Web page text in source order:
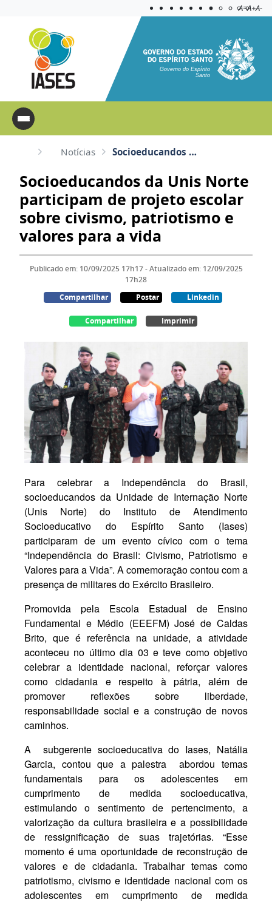
Aplicar
A=A+A-
Governo do Espírito
Santo
Notícias Socioeducandos da Unis Norte participam de projeto escolar sobre civismo, patriotismo e valores para...
Socioeducandos da Unis Norte
participam de projeto escolar
sobre civismo, patriotismo e
valores para a vida
Publicado em: 10/09/2025 17h17 - Atualizado em: 12/09/2025
17h28
Compartilhar
Postar Linkedin
Compartilhar Imprimir
Para celebrar a Independência do Brasil,
socioeducandos da Unidade de Internação Norte
(Unis Norte) do Instituto de Atendimento
Socioeducativo do Espírito Santo (Iases)
participaram de um evento cívico com o tema
“Independência do Brasil: Civismo, Patriotismo e
Valores para a Vida”. A comemoração contou com a
presença de militares do Exército Brasileiro.
Promovida pela Escola Estadual de Ensino
Fundamental e Médio (EEEFM) José de Caldas
Brito, que é referência na unidade, a atividade
aconteceu no último dia 03 e teve como objetivo
celebrar a identidade nacional, reforçar valores
como cidadania e respeito à pátria, além de
promover reflexões sobre liberdade,
responsabilidade social e a construção de novos
caminhos.
A subgerente socioeducativa do Iases, Natália
Garcia, contou que a palestra abordou temas
fundamentais para os adolescentes em
cumprimento de medida socioeducativa,
estimulando o sentimento de pertencimento, a
valorização da cultura brasileira e a possibilidade
de ressignificação de suas trajetórias. “Esse
momento é uma oportunidade de reconstrução de
valores e de cidadania. Trabalhar temas como
patriotismo, civismo e identidade nacional com os
adolescentes em cumprimento de medida